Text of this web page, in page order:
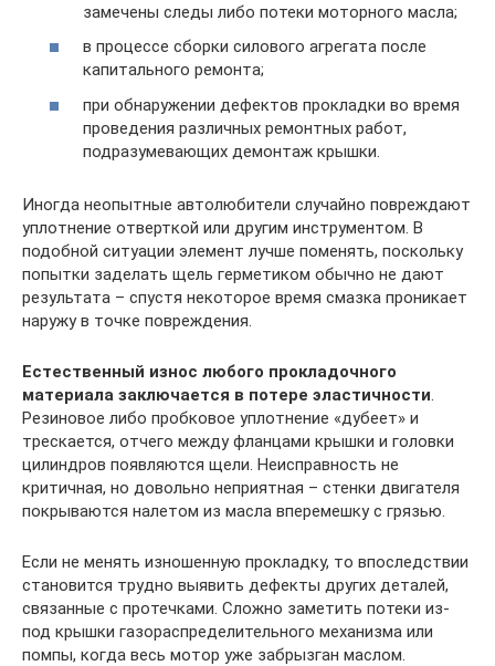
замечены следы либо потеки моторного масла;
в процессе сборки силового агрегата после
капитального ремонта;
при обнаружении дефектов прокладки во время
проведения различных ремонтных работ,
подразумевающих демонтаж крышки.
Иногда неопытные автолюбители случайно повреждают
уплотнение отверткой или другим инструментом. В
подобной ситуации элемент лучше поменять, поскольку
попытки заделать щель герметиком обычно не дают
результата – спустя некоторое время смазка проникает
наружу в точке повреждения.
Естественный износ любого прокладочного
материала заключается в потере эластичности
Резиновое либо пробковое уплотнение «дубеет» и
трескается, отчего между фланцами крышки и головки
цилиндров появляются щели. Неисправность не
критичная, но довольно неприятная – стенки двигателя
покрываются налетом из масла вперемешку с грязью.
Если не менять изношенную прокладку, то впоследствии
становится трудно выявить дефекты других деталей,
связанные с протечками. Сложно заметить потеки из-
под крышки газораспределительного механизма или
помпы, когда весь мотор уже забрызган маслом.